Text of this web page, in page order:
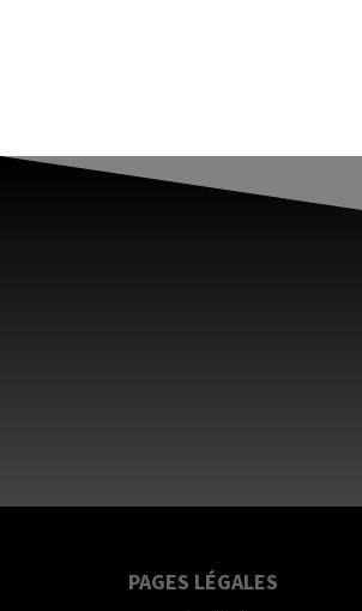
PAGES LÉGALES